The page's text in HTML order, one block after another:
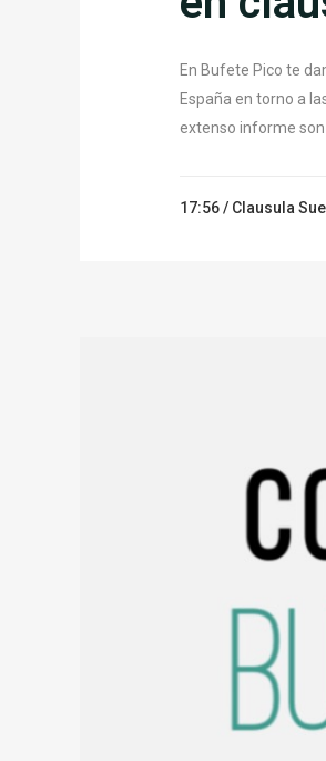
En Bufete Pico te
España en torno a
extenso informe son
17:56 / Clausula